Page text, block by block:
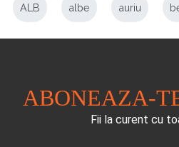
ALB albe auriu
ABONEAZA-
Fii la curent cu